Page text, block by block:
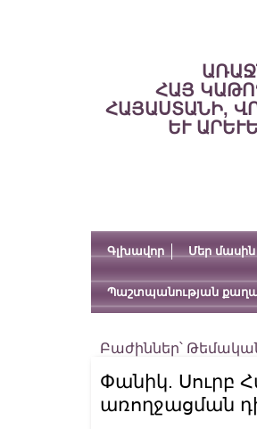
ՀԱՅ
ՀԱՅԱՍՏԱՆԻ,
ԵՒ
Գլխավոր Մեր մասին
Պաշտպանության
Բաժիններ՝
Փանիկ. Սուրբ
առողջացման